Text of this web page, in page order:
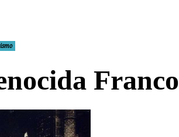
Franco